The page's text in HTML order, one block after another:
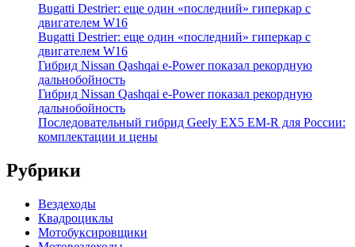
Bugatti Destrier: еще один «последний» гиперкар с
двигателем W16
Bugatti Destrier: еще один «последний» гиперкар с
двигателем W16
Гибрид Nissan Qashqai e-Power показал рекордную
дальнобойность
Гибрид Nissan Qashqai e-Power показал рекордную
дальнобойность
Последовательный гибрид Geely EX5 EM-R для России:
комплектации и цены
Рубрики
Вездеходы
Квадроциклы
Мотобуксировщики